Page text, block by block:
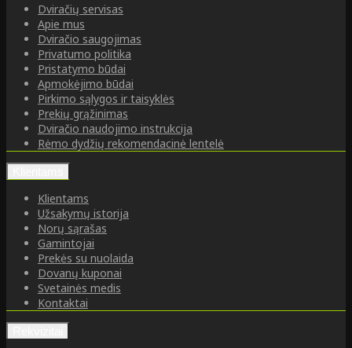
Dviračių servisas
Apie mus
Dviračio saugojimas
Privatumo politika
Pristatymo būdai
Apmokėjimo būdai
Pirkimo sąlygos ir taisyklės
Prekių grąžinimas
Dviračio naudojimo instrukcija
Rėmo dydžių rekomendacinė lentelė
Klientams
Užsakymų istorija
Norų sąrašas
Gamintojai
Prekės su nuolaida
Dovanų kuponai
Svetainės medis
Kontaktai